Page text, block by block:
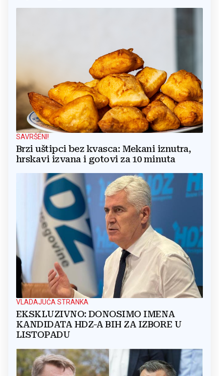
SAVRŠENI!
Brzi uštipci bez kvasca: Mekani iznutra,
hrskavi izvana i gotovi za 10 minuta
VLADAJUĆA STRANKA
EKSKLUZIVNO: DONOSIMO IMENA
KANDIDATA HDZ-A BIH ZA IZBORE U
LISTOPADU